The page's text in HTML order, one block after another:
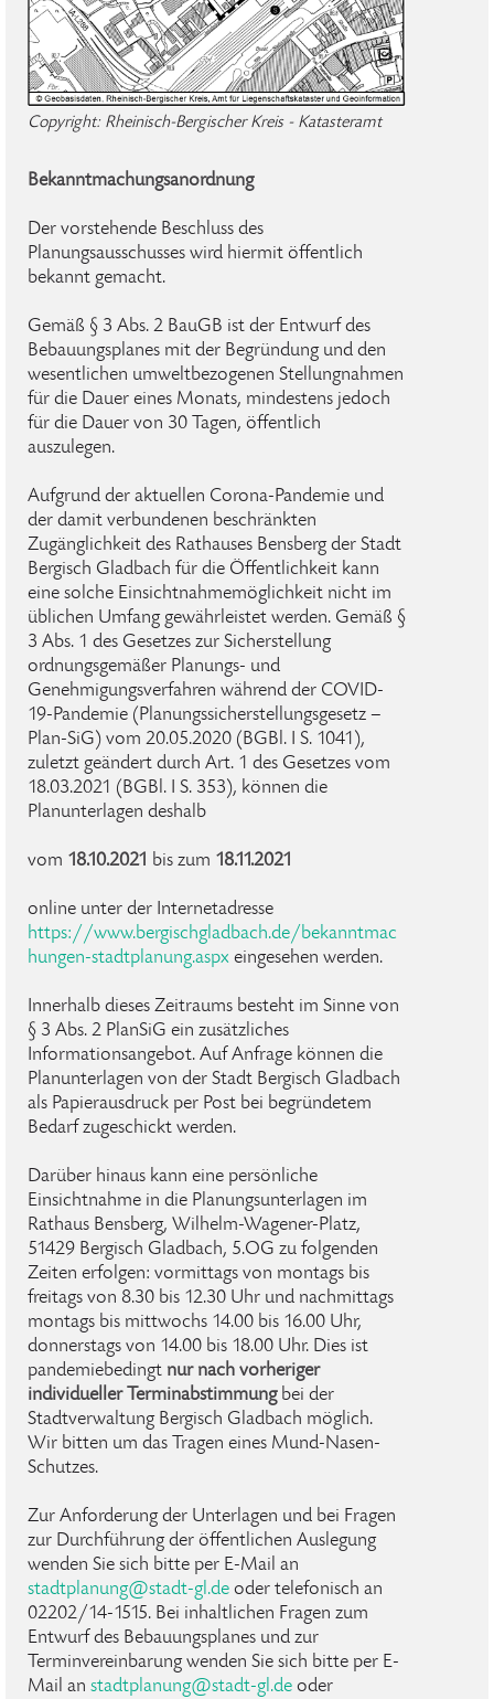
Copyright: Rheinisch-Bergischer Kreis - Katasteramt
Bekanntmachungsanordnung
Der vorstehende Beschluss des
Planungsausschusses wird hiermit öffentlich
bekannt gemacht.
Gemäß § 3 Abs. 2 BauGB ist der Entwurf des
Bebauungsplanes mit der Begründung und den
wesentlichen umweltbezogenen Stellungnahmen
für die Dauer eines Monats, mindestens jedoch
für die Dauer von 30 Tagen, öffentlich
auszulegen.
Aufgrund der aktuellen Corona-Pandemie und
der damit verbundenen beschränkten
Zugänglichkeit des Rathauses Bensberg der Stadt
Bergisch Gladbach für die Öffentlichkeit kann
eine solche Einsichtnahmemöglichkeit nicht im
üblichen Umfang gewährleistet werden. Gemäß §
3 Abs. 1 des Gesetzes zur Sicherstellung
ordnungsgemäßer Planungs- und
Genehmigungsverfahren während der COVID-
19-Pandemie (Planungssicherstellungsgesetz –
Plan-SiG) vom 20.05.2020 (BGBl. I S. 1041),
zuletzt geändert durch Art. 1 des Gesetzes vom
18.03.2021 (BGBl. I S. 353), können die
Planunterlagen deshalb
vom 18.10.2021 bis zum 18.11.2021
online unter der Internetadresse
https://www.bergischgladbach.de/bekanntmac
hungen-stadtplanung.aspx eingesehen werden.
Innerhalb dieses Zeitraums besteht im Sinne von
§ 3 Abs. 2 PlanSiG ein zusätzliches
Informationsangebot. Auf Anfrage können die
Planunterlagen von der Stadt Bergisch Gladbach
als Papierausdruck per Post bei begründetem
Bedarf zugeschickt werden.
Darüber hinaus kann eine persönliche
Einsichtnahme in die Planungsunterlagen im
Rathaus Bensberg, Wilhelm-Wagener-Platz,
51429 Bergisch Gladbach, 5.OG zu folgenden
Zeiten erfolgen: vormittags von montags bis
freitags von 8.30 bis 12.30 Uhr und nachmittags
montags bis mittwochs 14.00 bis 16.00 Uhr,
donnerstags von 14.00 bis 18.00 Uhr. Dies ist
pandemiebedingt nur nach vorheriger
individueller Terminabstimmungbei der
Stadtverwaltung Bergisch Gladbach möglich.
Wir bitten um das Tragen eines Mund-Nasen-
Schutzes.
Zur Anforderung der Unterlagen und bei Fragen
zur Durchführung der öffentlichen Auslegung
wenden Sie sich bitte per E-Mail an
stadtplanung@stadt-gl.de oder telefonisch an
02202/14-1515. Bei inhaltlichen Fragen zum
Entwurf des Bebauungsplanes und zur
Terminvereinbarung wenden Sie sich bitte per E-
Mail an stadtplanung@stadt-gl.de oder